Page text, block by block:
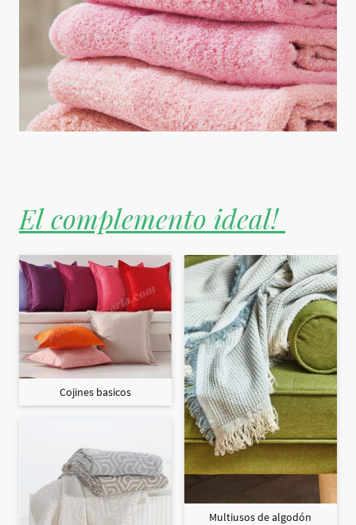
El complemento ideal!
Cojines basicos
Multiusos de algodón